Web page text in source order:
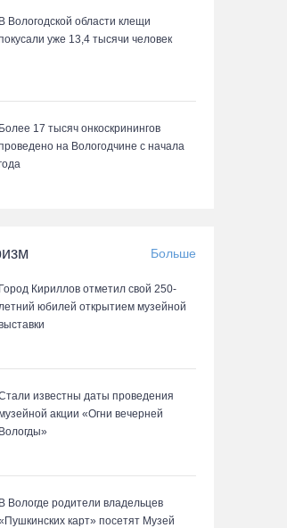
родителей в музей
и его внук пострадали под
в кювет авто
осудили за попытку
кг наркотиков
и марафоном
В Вологодской области клещи
уже 13,4 тысячи человек
Более 17 тысяч онкоскринингов
на Вологодчине с начала
Больше
Город Кириллов отметил свой 250-
юбилей открытием музейной
известны даты проведения
акции «Огни вечерней
Вологды»
В Вологде родители владельцев
карт» посетят Музей